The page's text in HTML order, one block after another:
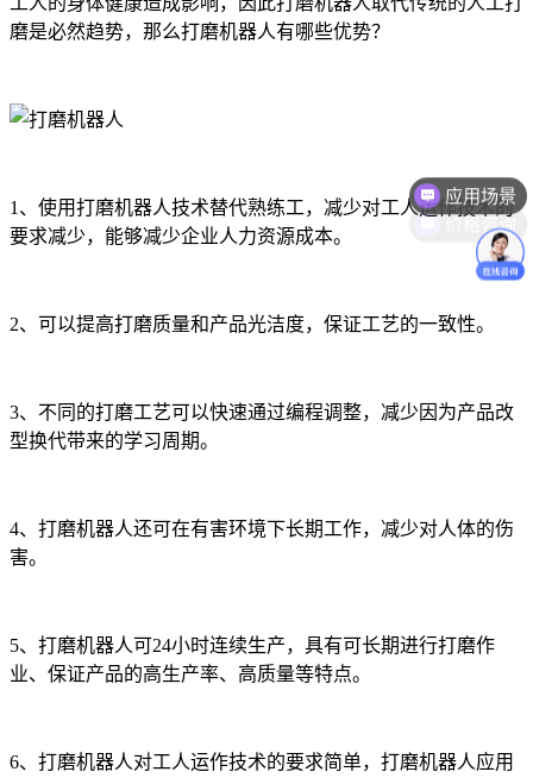
磨是必然趋势，那么打磨机器人有哪些优势？
1、使用打磨机器人技术替代熟练工，减少对工人运作技术的
要求减少，能够减少企业人力资源成本。
2、可以提高打磨质量和产品光洁度，保证工艺的一致性。
3、不同的打磨工艺可以快速通过编程调整，减少因为产品改
型换代带来的学习周期。
4、打磨机器人还可在有害环境下长期工作，减少对人体的伤
害。
5、打磨机器人可24小时连续生产，具有可长期进行打磨作
业、保证产品的高生产率、高质量等特点。
6、打磨机器人对工人运作技术的要求简单，打磨机器人应用
价格咨询